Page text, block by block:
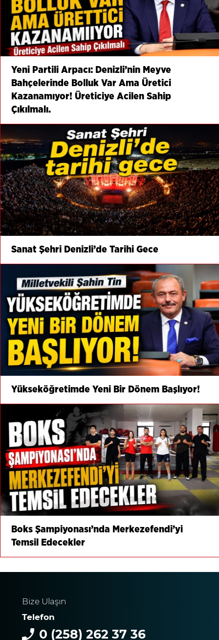
Yeni Partili Arpacı: Denizli’nin Meyve
Bahçelerinde Bolluk Var Ama Üretici
Kazanamıyor! Üreticiye Acilen Sahip
Çıkılmalı.
Sanat Şehri Denizli’de Tarihi Gece
Yükseköğretimde Yeni Bir Dönem Başlıyor!
Boks Şampiyonası’nda Merkezefendi’yi
Temsil Edecekler
Bize Ulaşın
Telefon
0 (258) 262 37 36